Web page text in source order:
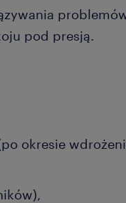
pod presją.
okresie